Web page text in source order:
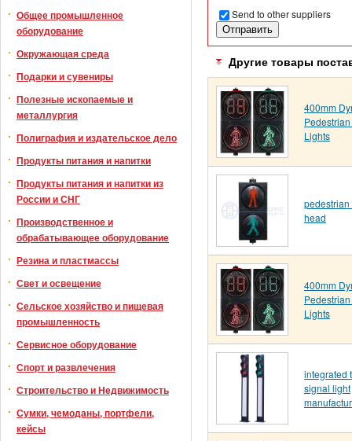
Общее промышленное
оборудование
Окружающая среда
Подарки и сувениры
Полезные ископаемые и
металлургия
Полиграфия и издательское дело
Продукты питания и напитки
Продукты питания и напитки из
России и СНГ
Производственное и
обрабатывающее оборудование
Резина и пластмассы
Свет и освещение
Сельское хозяйство и пищевая
промышленность
Сервисное оборудование
Спорт и развлечения
Строительство и Недвижимость
Сумки, чемоданы, портфели,
кейсы
Send to other suppliers
Другие товары
400mm
Lights
head
400mm
Lights
integrated
signal light